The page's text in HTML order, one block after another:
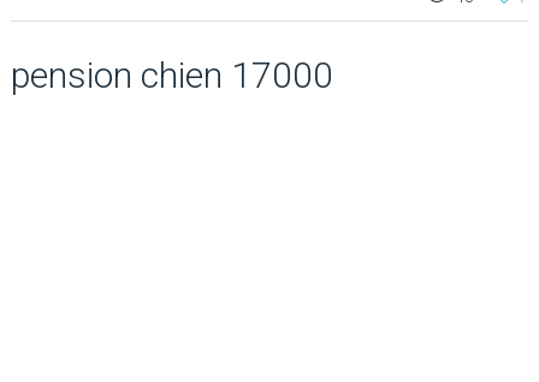
pension chien 17000